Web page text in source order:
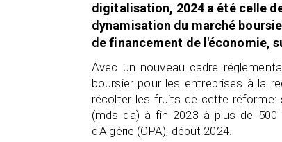
digitalisation, 2024 a été celle
dynamisation du marché
de financement de l'économie,
Avec un nouveau cadre
boursier pour les entreprises à la
récolter les fruits de cette réforme:
(mds da) à fin 2023 à plus de 500
d'Algérie (CPA), début 2024.